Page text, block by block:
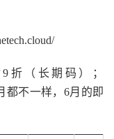
折（长期码）；
都不一样，6月的即